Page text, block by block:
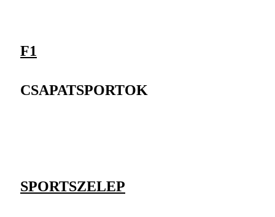
F1
CSAPATSPORTOK
SPORTSZELEP